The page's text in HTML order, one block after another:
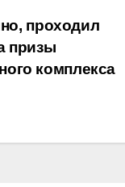
проходил
призы
комплекса